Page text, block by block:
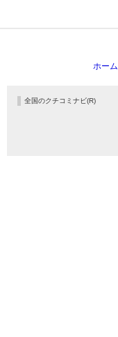
ホーム
全国のクチコミナビ(R)